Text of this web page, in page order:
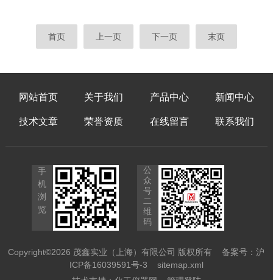
展，已成为现代生物医学研究和材料科学领域
备长期处于最佳工作状态。一、日常维护：预
1.环境控制温湿度管理：设备应安置在温度相
度较低（如40%-60%区间）的洁净房间内。
剧烈的温度变化会导致光路热漂移，高湿度则
首页 上一页 下一页 末页
网站首页 关于我们 产品中心 新闻中心
技术文章 荣誉资质 在线留言 联系我们
手
机
浏
览
公
众
号
二
维
码
Copyright©2026 茂鑫实业（上海）有限公司 版权所有备案号：沪
ICP备16039591号-3
sitemap.xml